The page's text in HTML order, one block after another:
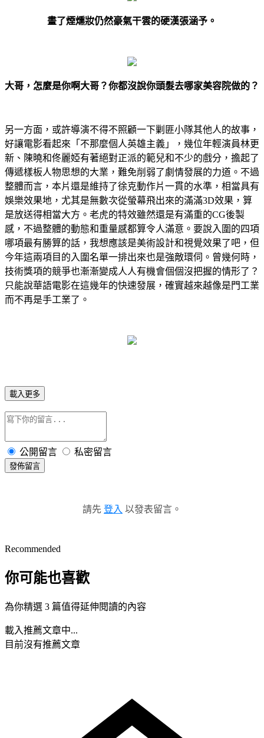
畫了煙燻妝仍然豪氣干雲的硬漢張涵予。
大哥，怎麼是你啊大哥？你都沒說你頭髮去哪家美容院做的？
另一方面，或許導演不得不照顧一下剿匪小隊其他人的故事，
好讓電影看起來「不那麼個人英雄主義」，幾位年輕演員林更
新、陳曉和佟麗婭有著絕對正派的範兒和不少的戲分，擔起了
傳遞樣板人物思想的大業，難免削弱了劇情發展的力道。不過
整體而言，本片還是維持了徐克動作片一貫的水準，相當具有
娛樂效果地，尤其是無數次從螢幕飛出來的滿滿3D效果，算
是放送得相當大方。老虎的特效雖然還是有滿重的CG後製
感，不過整體的動態和重量感都算令人滿意。要說入圍的四項
哪項最有勝算的話，我想應該是美術設計和視覺效果了吧，但
今年這兩項目的入圍名單一排出來也是強敵環伺。曾幾何時，
技術獎項的競爭也漸漸變成人人有機會個個沒把握的情形了？
只能說華語電影在這幾年的快速發展，確實越來越像是門工業
而不再是手工業了。
載入更多
公開留言 私密留言
發佈留言
請先 登入 以發表留言。
Recommended
你可能也喜歡
為你精選 3 篇值得延伸閱讀的內容
載入推薦文章中...
目前沒有推薦文章